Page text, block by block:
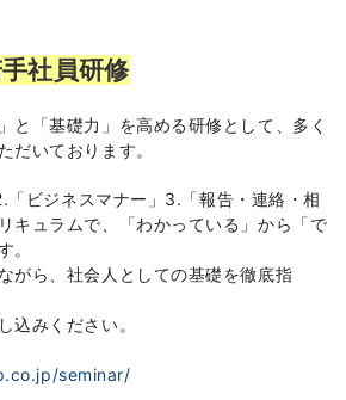
社員研修
と「基礎力」を高める研修として、多く
だいております。
「ビジネスマナー」 3. 「報告・連絡・相
キュラムで、「わかっている」から「で
。
がら、社会人としての基礎を徹底指
込みください。
seminar/